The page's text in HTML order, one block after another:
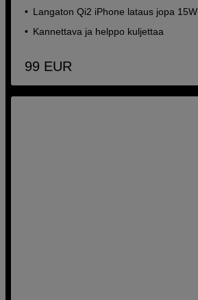
Langaton Qi2 iPhone lataus jopa 15W
Kannettava ja helppo kuljettaa
99 EUR